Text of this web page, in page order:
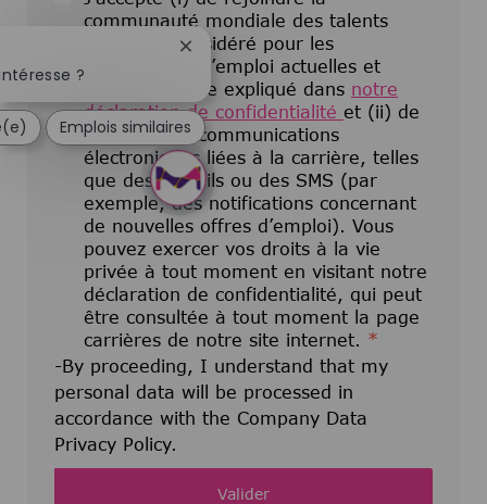
communauté mondiale des talents
pour être considéré pour les
opportunités d’emploi actuelles et
futures comme expliqué dans notre
déclaration de confidentialité et (ii) de
recevoir des communications
électroniques liées à la carrière, telles
que des e-mails ou des SMS (par
exemple, des notifications concernant
de nouvelles offres d’emploi). Vous
pouvez exercer vos droits à la vie
privée à tout moment en visitant notre
déclaration de confidentialité, qui peut
être consultée à tout moment la page
carrières de notre site internet. *
-By proceeding, I understand that my
personal data will be processed in
accordance with the Company Data
Privacy Policy.
Valider
?
Fermer la notification du chatbot
Emplois similaires